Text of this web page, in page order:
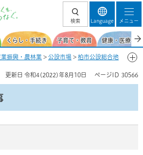
、
検索 Language メニュー
くらし・手続き 子育て・教育 健康・医療・
業振興・農林業 > 公設市場 > 柏市公設総合地
更新日 令和4(2022)年8月10日 ページID 30566